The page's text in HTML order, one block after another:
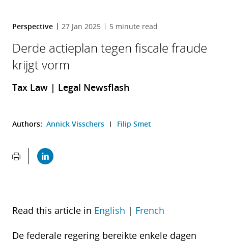
Perspective 27 Jan 2025 5 minute read
Derde actieplan tegen fiscale fraude
krijgt vorm
Tax Law | Legal Newsflash
Authors: Annick Visschers Filip Smet
Read this article in English | French
De federale regering bereikte enkele dagen